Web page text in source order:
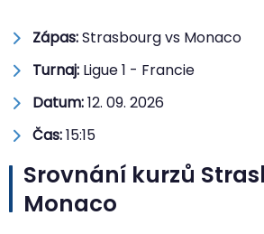
Zápas:Strasbourg vs Monaco
Turnaj: Ligue 1 - Francie
Datum:12. 09. 2026
Čas:15:15
Srovnání kurzů
Monaco